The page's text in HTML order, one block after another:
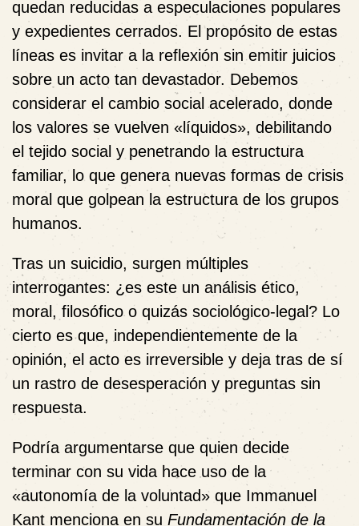
quedan reducidas a especulaciones populares
y expedientes cerrados. El propósito de estas
líneas es invitar a la reflexión sin emitir juicios
sobre un acto tan devastador. Debemos
considerar el cambio social acelerado, donde
los valores se vuelven «líquidos», debilitando
el tejido social y penetrando la estructura
familiar, lo que genera nuevas formas de crisis
moral que golpean la estructura de los grupos
humanos.
Tras un suicidio, surgen múltiples
interrogantes: ¿es este un análisis ético,
moral, filosófico o quizás sociológico-legal? Lo
cierto es que, independientemente de la
opinión, el acto es irreversible y deja tras de sí
un rastro de desesperación y preguntas sin
respuesta.
Podría argumentarse que quien decide
terminar con su vida hace uso de la
«autonomía de la voluntad» que Immanuel
Kant menciona en su Fundamentación de la